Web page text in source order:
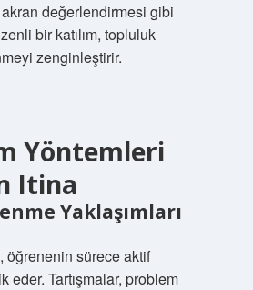
değerlendirmesi gibi
bir katılım, topluluk
zenginleştirir.
Yöntemleri
Itina
Yaklaşımları
öğrenenin sürece aktif
eder. Tartışmalar, problem